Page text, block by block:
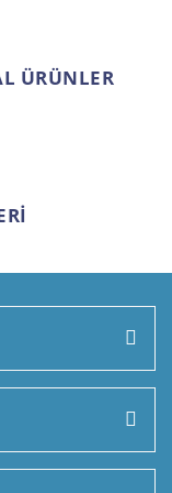
ÜRÜNLER